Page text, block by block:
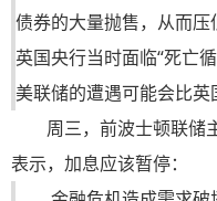
债券的大量抛售，从而压
英国央行当时面临“死亡
美联储的遭遇可能会比英
周三，前波士顿联储
表示，加息应该暂停：